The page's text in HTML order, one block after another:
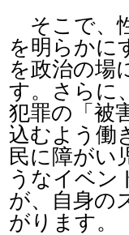
そこで、
を明らかに
を政治の場
す。さらに
犯罪の「被
込むよう働
民に障がい
うなイベン
が、自身の
がります。